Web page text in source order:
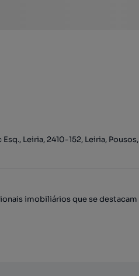
Leiria, 2410-152, Leiria,
imobiliários que se destacam